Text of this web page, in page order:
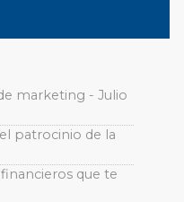
marketing - Julio
patrocinio de la
que te